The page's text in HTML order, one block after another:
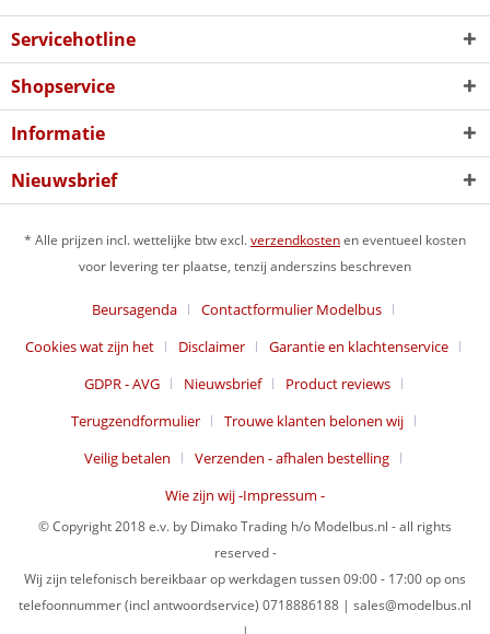
Servicehotline
Shopservice
Informatie
Nieuwsbrief
* Alle prijzen incl. wettelijke btw excl.verzendkostenen eventueel kosten
voor levering ter plaatse, tenzij anderszins beschreven
Beursagenda
Contactformulier Modelbus
Cookies wat zijn het
Disclaimer
Garantie en klachtenservice
GDPR - AVG
Nieuwsbrief
Product reviews
Terugzendformulier
Trouwe klanten belonen wij
Veilig betalen
Verzenden - afhalen bestelling
Wie zijn wij -Impressum -
© Copyright 2018 e.v. by Dimako Trading h/o Modelbus.nl - all rights
reserved -
Wij zijn telefonisch bereikbaar op werkdagen tussen 09:00 - 17:00 op ons
telefoonnummer (incl antwoordservice) 0718886188 | sales@modelbus.nl